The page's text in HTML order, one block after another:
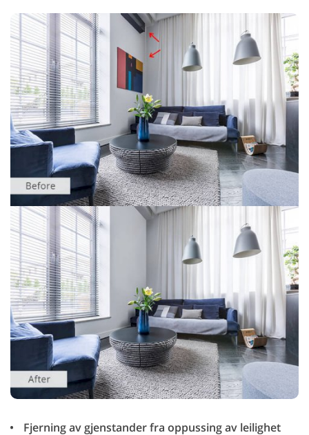
Fjerning av gjenstander fra oppussing av leilighet